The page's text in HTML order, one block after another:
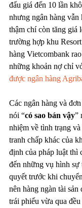
đấu giá đến 10 lần
nhưng ngân hàng vẫn
thậm chí còn tăng giá
trường hợp khu
hàng Vietcombank
những khoản nợ chỉ
được ngân hàng
Các ngân hàng và
nói “có sao bán vậy”
nhiệm về tình trạng
tranh chấp khác của
định của pháp luật thì
đến những vụ hình
quyết trước khi
nên hàng ngàn tài sản
trái phiếu vừa qua